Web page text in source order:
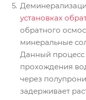
установках
обратного
минеральные
Данный процесс
прохождения
через
задерживает